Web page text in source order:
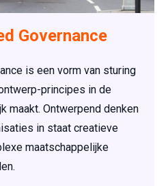
Governance
is een vorm van sturing
principes in de
maakt. Ontwerpend denken
in staat creatieve
maatschappelijke